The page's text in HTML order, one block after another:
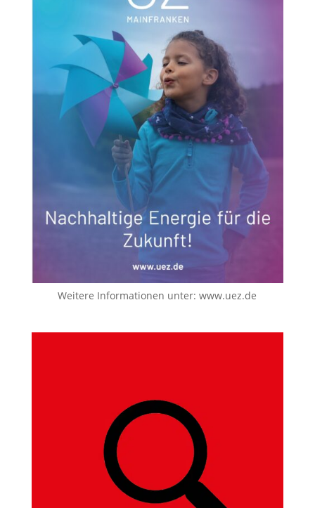
Weitere Informationen unter:www.uez.de